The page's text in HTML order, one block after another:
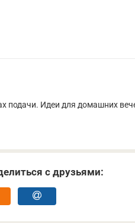
подачи. Идеи для домашних
с друзьями: